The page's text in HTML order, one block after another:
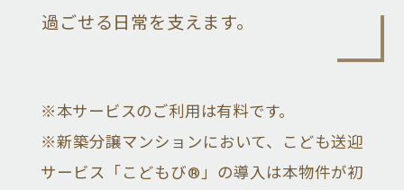
過ごせる日常を支えます。
※本サービスのご利用は有料です。
※新築分譲マンションにおいて、こども送迎
サービス「こどもび®」の導入は本物件が初